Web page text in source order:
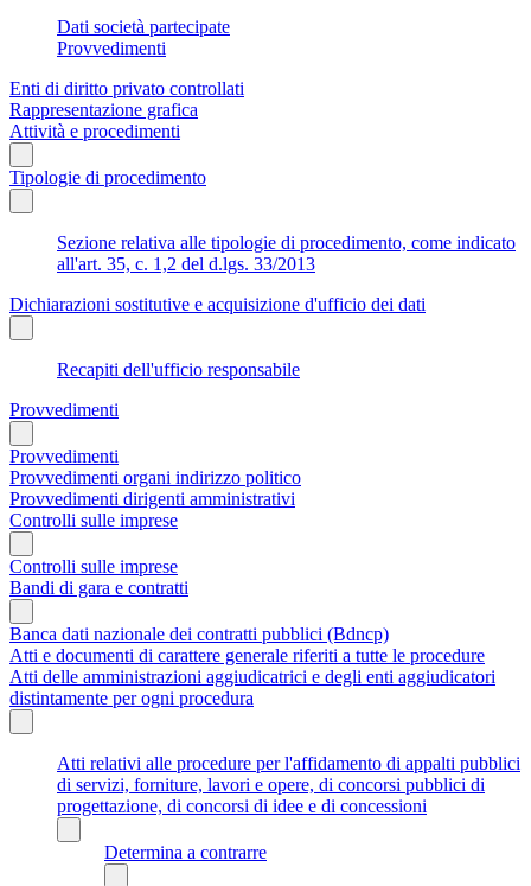
Dati società partecipate
Provvedimenti
Enti di diritto privato controllati
Rappresentazione grafica
Attività e procedimenti
Tipologie di procedimento
Sezione relativa alle tipologie di procedimento, come indicato
all'art. 35, c. 1,2 del d.lgs. 33/2013
Dichiarazioni sostitutive e acquisizione d'ufficio dei dati
Recapiti dell'ufficio responsabile
Provvedimenti
Provvedimenti
Provvedimenti organi indirizzo politico
Provvedimenti dirigenti amministrativi
Controlli sulle imprese
Controlli sulle imprese
Bandi di gara e contratti
Banca dati nazionale dei contratti pubblici (Bdncp)
Atti e documenti di carattere generale riferiti a tutte le procedure
Atti delle amministrazioni aggiudicatrici e degli enti aggiudicatori
distintamente per ogni procedura
Atti relativi alle procedure per l'affidamento di appalti pubblici
di servizi, forniture, lavori e opere, di concorsi pubblici di
progettazione, di concorsi di idee e di concessioni
Determina a contrarre